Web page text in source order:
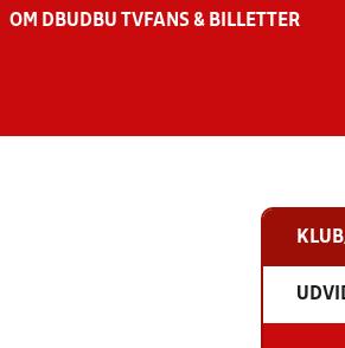
OM DBU DBU TV FANS & BILLETTER